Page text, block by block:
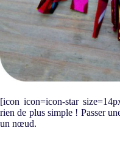
[icon icon=icon-star
rien de plus simple ! Passer
un nœud.